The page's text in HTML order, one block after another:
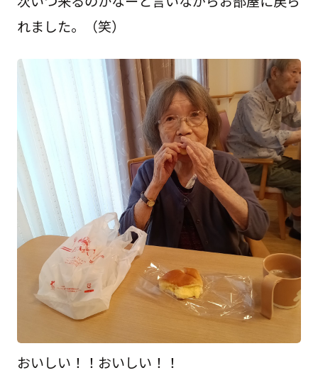
れました。（笑）
おいしい！！おいしい！！